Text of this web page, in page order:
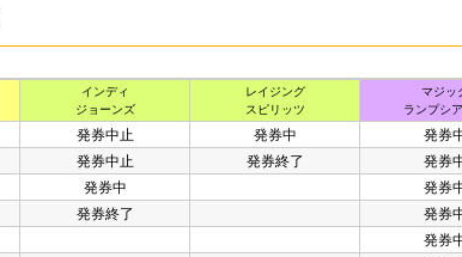
インディ
ジョーンズ
レイジング
スピリッツ
マジッ
ランプシ
発券中止 発券中
発券
発券中止 発券終了
発券
発券中
発券
発券終了
発券
発券